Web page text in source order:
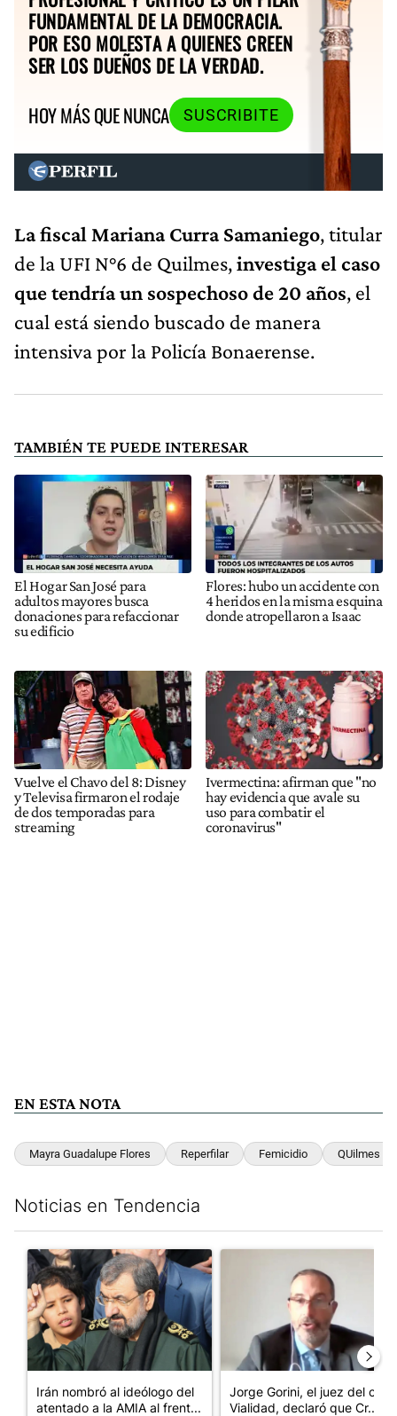
FUNDAMENTAL DE LA DEMOCRACIA.
POR ESO MOLESTA A QUIENES CREEN
SER LOS DUEÑOS DE LA VERDAD.
HOY MÁS QUE NUNCA
SUSCRIBITE
La fiscal Mariana Curra Samaniego, titular
de la UFI N°6 de Quilmes,investiga el caso
que tendría un sospechoso de 20 años, el
cual está siendo buscado de manera
intensiva por la Policía Bonaerense.
TAMBIÉN TE PUEDE INTERESAR
El Hogar San José para
adultos mayores busca
donaciones para refaccionar
su edificio
Flores: hubo un accidente con
4 heridos en la misma esquina
donde atropellaron a Isaac
Vuelve el Chavo del 8: Disney
y Televisa firmaron el rodaje
de dos temporadas para
streaming
Ivermectina: afirman que "no
hay evidencia que avale su
uso para combatir el
coronavirus"
EN ESTA NOTA
Mayra Guadalupe Flores Reperfilar Femicidio QUilmes
Noticias en Tendencia
Un artículo de tendencia con el título "Irán nombró al ideólogo
Irán nombró al ideólogo del
atentado a la AMIA al frent...
Jorge Gorini, el juez del caso
Vialidad, declaró que Cr...